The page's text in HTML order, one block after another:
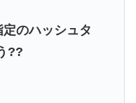
のハッシュタ
??